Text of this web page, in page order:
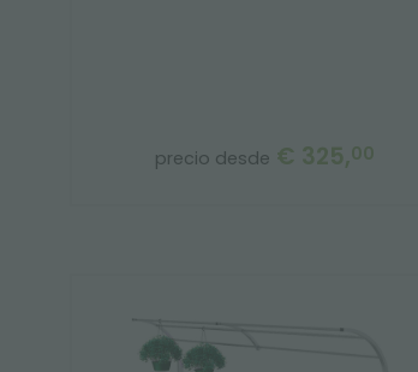
precio desde € 325,00